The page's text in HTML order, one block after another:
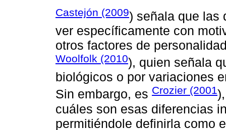
Castejón (2009) señala que las
ver específicamente con
otros factores de
Woolfolk (2010), quien señala
biológicos o por variaciones
Sin embargo, es Crozier (2001
cuáles son esas diferencias
permitiéndole definirla como